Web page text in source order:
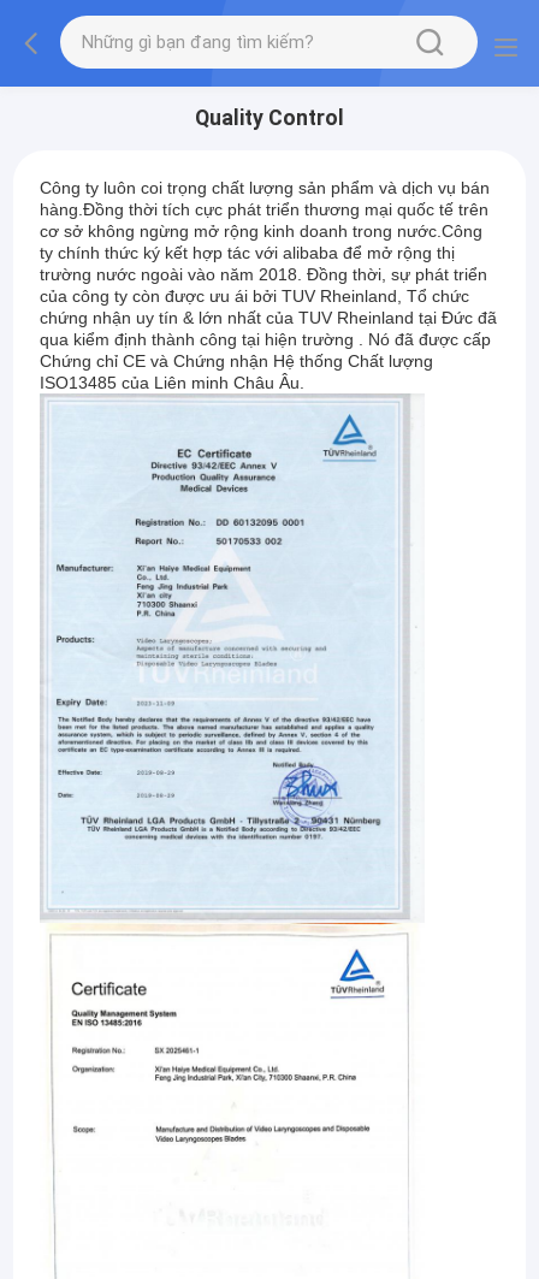
Quality Control
Công ty luôn coi trọng chất lượng sản phẩm và dịch vụ bán
hàng.Đồng thời tích cực phát triển thương mại quốc tế trên
cơ sở không ngừng mở rộng kinh doanh trong nước.Công
ty chính thức ký kết hợp tác với alibaba để mở rộng thị
trường nước ngoài vào năm 2018. Đồng thời, sự phát triển
của công ty còn được ưu ái bởi TUV Rheinland, Tổ chức
chứng nhận uy tín & lớn nhất của TUV Rheinland tại Đức đã
qua kiểm định thành công tại hiện trường . Nó đã được cấp
Chứng chỉ CE và Chứng nhận Hệ thống Chất lượng
ISO13485 của Liên minh Châu Âu.